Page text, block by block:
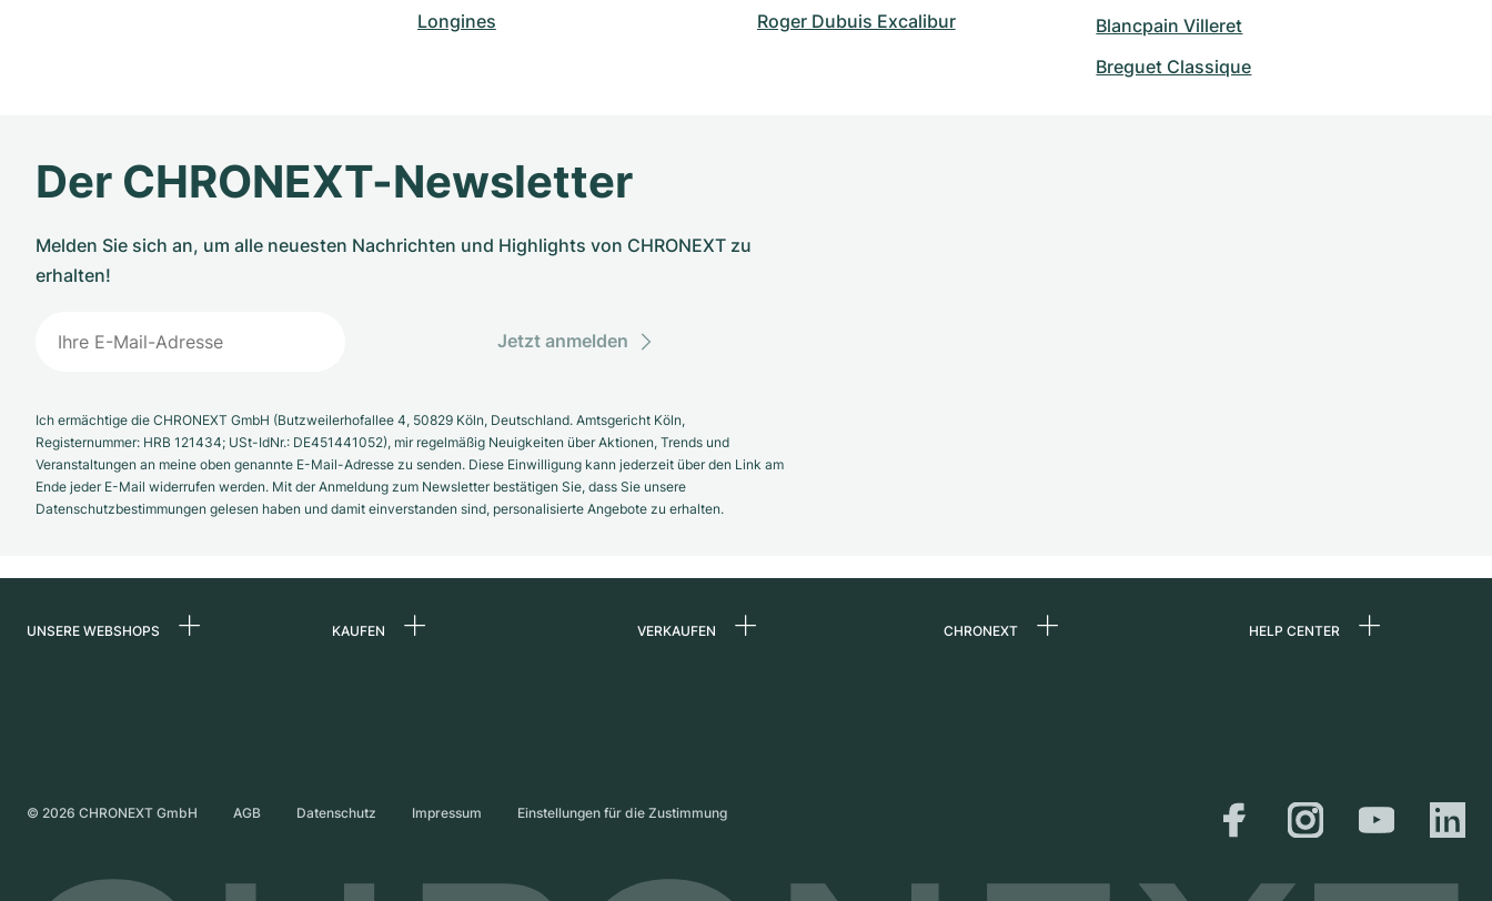
Longines
Roger Dubuis Excalibur
Blancpain Villeret
Breguet Classique
Der CHRONEXT-Newsletter
Melden Sie sich an, um alle neuesten Nachrichten und Highlights von CHRONEXT zu
erhalten!
Jetzt anmelden
Ich ermächtige die CHRONEXT GmbH (Butzweilerhofallee 4, 50829 Köln, Deutschland. Amtsgericht Köln,
Registernummer: HRB 121434; USt-IdNr.: DE451441052), mir regelmäßig Neuigkeiten über Aktionen, Trends und
Veranstaltungen an meine oben genannte E-Mail-Adresse zu senden. Diese Einwilligung kann jederzeit über den Link am
Ende jeder E-Mail widerrufen werden. Mit der Anmeldung zum Newsletter bestätigen Sie, dass Sie unsere
Datenschutzbestimmungen gelesen haben und damit einverstanden sind, personalisierte Angebote zu erhalten.
UNSERE WEBSHOPS KAUFEN VERKAUFEN CHRONEXT HELP CENTER
Versand &
Rückgaberecht
© 2026 CHRONEXT GmbH AGB Datenschutz Impressum Einstellungen für die Zustimmung